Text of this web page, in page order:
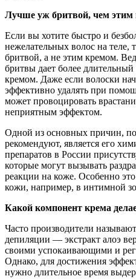
Лучше уж бритвой, чем этим
Если вы хотите быстро и
нежелательных волос на теле,
бритвой, а не этим кремом.
бритвы дает более длительный
кремом. Даже если волоски
эффективно удалять при
может провоцировать
неприятным эффектом.
Одной из основных причин,
рекомендуют, является его
препаратов в России
которые могут вызывать
реакции на коже. Особенно это
кожи, например, в интимной
Какой компонент крема
Часто производители
депиляции — экстракт алоэ
своими успокаивающими и
Однако, для достижения
нужно длительное время